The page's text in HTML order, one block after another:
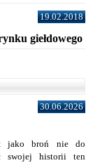
19.02.2018
giełdowego
30.06.2026
jako broń nie do
swojej historii ten